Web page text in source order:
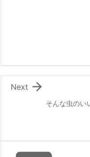
そんな虫のい

Next